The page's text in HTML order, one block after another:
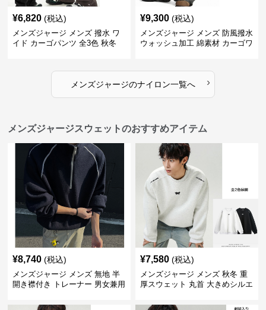
¥6,820 (税込)
メンズジャージ メンズ 撥水 ワ
イド カーゴパンツ 全3色 秋冬
¥9,300 (税込)
メンズジャージ メンズ 防風撥水
ウォッシュ加工 綿素材 カーゴワ
メンズジャージのナイロン一覧へ ›
メンズジャージスウェットのおすすめアイテム
¥8,740 (税込)
メンズジャージ メンズ 無地 半
開き襟付き トレーナー 男女兼用
¥7,580 (税込)
メンズジャージ メンズ 秋冬 重
厚スウェット 丸首 大きめシルエ